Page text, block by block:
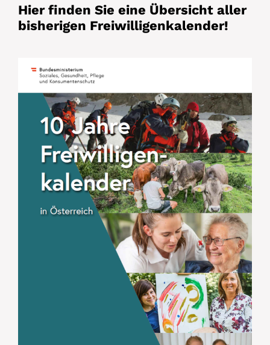
Hier finden Sie eine Übersicht aller
bisherigen Freiwilligenkalender!